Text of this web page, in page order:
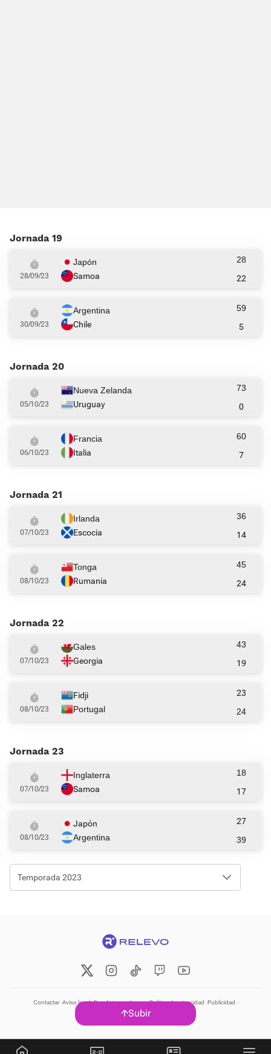
Jornada 19
28/09/23
Japón
Samoa
28
22
30/09/23
Argentina
Chile
59
5
Jornada 20
05/10/23
Nueva Zelanda
Uruguay
73
0
06/10/23
Francia
Italia
60
7
Jornada 21
07/10/23
Irlanda
Escocia
36
14
08/10/23
Tonga
Rumania
45
24
Jornada 22
07/10/23
Gales
Georgia
43
19
08/10/23
Fidji
Portugal
23
24
Jornada 23
07/10/23
Inglaterra
Samoa
18
17
08/10/23
Japón
Argentina
27
39
Temporada 2023
Subir
Contactar Aviso legal Condiciones de uso Política de privacidad Publicidad
Política de cookies